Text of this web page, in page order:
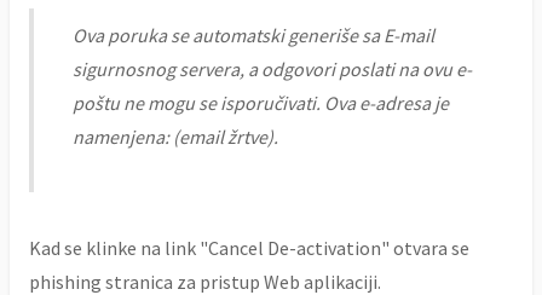
Ova poruka se automatski generiše sa E-mail
sigurnosnog servera, a odgovori poslati na ovu e-
poštu ne mogu se isporučivati. Ova e-adresa je
namenjena: (email žrtve).
Kad se klinke na link "Cancel De-activation" otvara se
phishing stranica za pristup Web aplikaciji.